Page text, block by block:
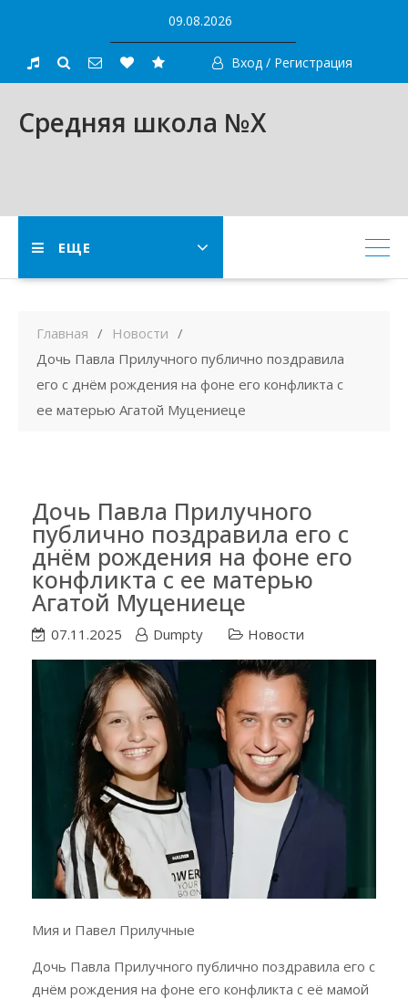
content
09.08.2026
Вход / Регистрация
Средняя школа №X
ЕЩЕ
Главная
Новости
Дочь Павла Прилучного публично поздравила
его с днём рождения на фоне его конфликта с
ее матерью Агатой Муцениеце
Дочь Павла Прилучного
публично поздравила его с
днём рождения на фоне его
конфликта с ее матерью
Агатой Муцениеце
07.11.2025 Dumpty Новости
Мия и Павел Прилучные
Дочь Павла Прилучного публично поздравила его с
днём рождения на фоне его конфликта с её мамой